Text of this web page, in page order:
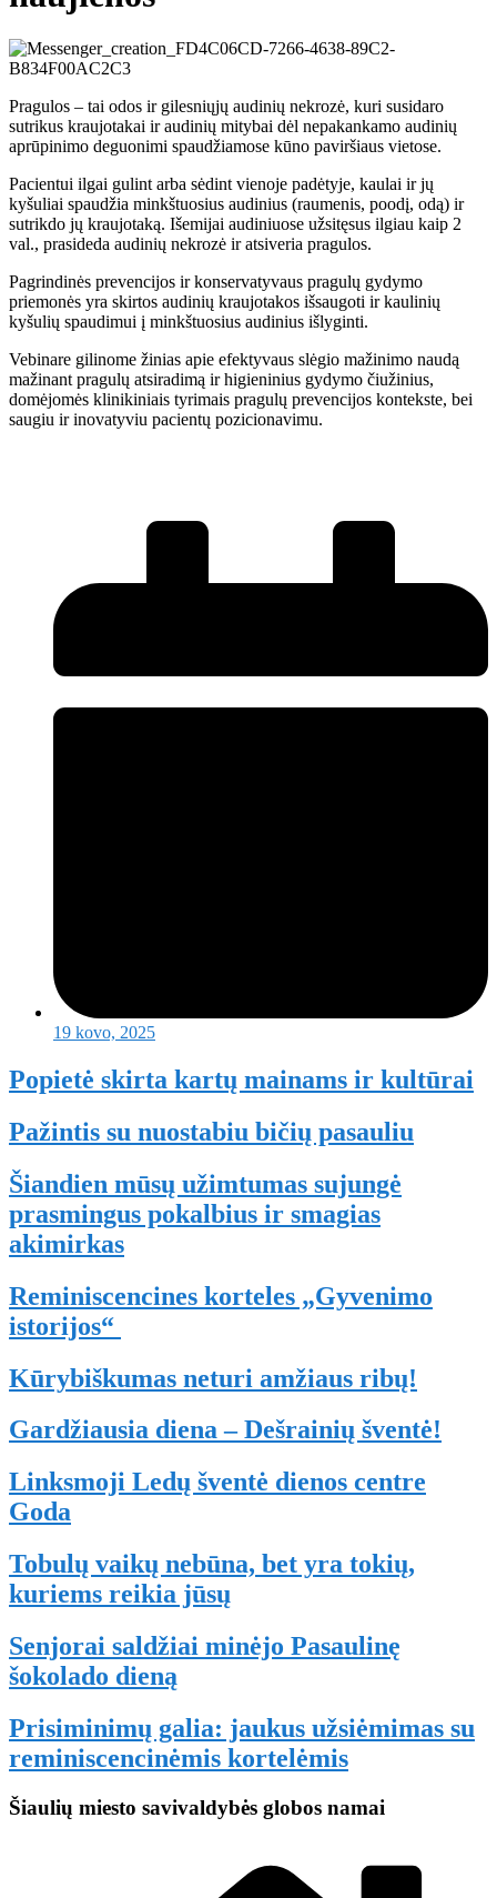
Pragulos – tai odos ir gilesniųjų audinių nekrozė, kuri susidaro
sutrikus kraujotakai ir audinių mitybai dėl nepakankamo audinių
aprūpinimo deguonimi spaudžiamose kūno paviršiaus vietose.
Pacientui ilgai gulint arba sėdint vienoje padėtyje, kaulai ir jų
kyšuliai spaudžia minkštuosius audinius (raumenis, poodį, odą) ir
sutrikdo jų kraujotaką. Išemijai audiniuose užsitęsus ilgiau kaip 2
val., prasideda audinių nekrozė ir atsiveria pragulos.
Pagrindinės prevencijos ir konservatyvaus pragulų gydymo
priemonės yra skirtos audinių kraujotakos išsaugoti ir kaulinių
kyšulių spaudimui į minkštuosius audinius išlyginti.
Vebinare gilinome žinias apie efektyvaus slėgio mažinimo naudą
mažinant pragulų atsiradimą ir higieninius gydymo čiužinius,
domėjomės klinikiniais tyrimais pragulų prevencijos kontekste, bei
saugiu ir inovatyviu pacientų pozicionavimu.
19 kovo, 2025
Popietė skirta kartų mainams ir kultūrai
Pažintis su nuostabiu bičių pasauliu
Šiandien mūsų užimtumas sujungė
prasmingus pokalbius ir smagias
akimirkas
Reminiscencines korteles „Gyvenimo
istorijos“
Kūrybiškumas neturi amžiaus ribų!
Gardžiausia diena – Dešrainių šventė!
Linksmoji Ledų šventė dienos centre
Goda
Tobulų vaikų nebūna, bet yra tokių,
kuriems reikia jūsų
Senjorai saldžiai minėjo Pasaulinę
šokolado dieną
Prisiminimų galia: jaukus užsiėmimas su
reminiscencinėmis kortelėmis
Šiaulių miesto savivaldybės globos namai